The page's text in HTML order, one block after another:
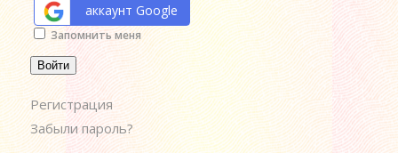
аккаунт Google
Alternative:
Запомнить меня
Войти
Регистрация
Забыли пароль?